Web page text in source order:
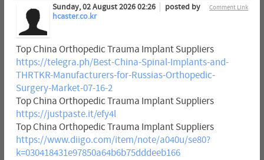
Comment Link
Sunday, 02 August 2026 02:26
posted by
hcaster.co.kr
Top China Orthopedic Trauma Implant Suppliers
https://telegra.ph/Best-China-Spinal-Implants-and-
THRTKR-Manufacturers-for-Russias-Orthopedic-
Surgery-Market-07-16-2
Top China Orthopedic Trauma Implant Suppliers
https://justpaste.it/efy4l
Top China Orthopedic Trauma Implant Suppliers
https://www.diigo.com/item/note/a040u/se80?
k=030418431e97850a64b6b75dddeeb166